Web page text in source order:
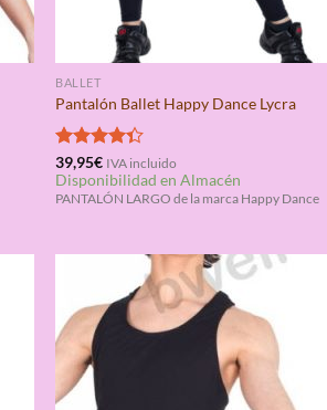
BALLET
Pantalón Ballet Happy Dance Lycra
Valorado
con4.33
de 5
39,95€ IVA incluido
Disponibilidad en Almacén
PANTALÓN LARGO de la marca Happy Dance